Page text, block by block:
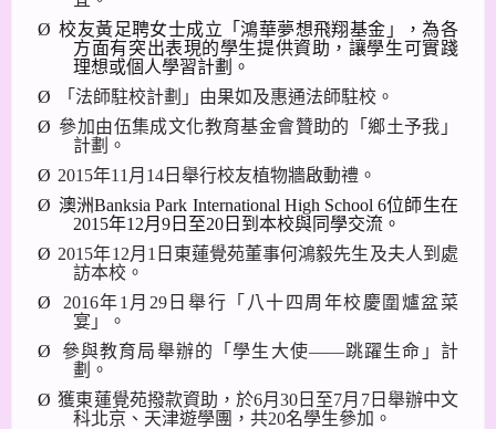
Ø 校友黃足聘女士成立「鴻華夢想飛翔基金」，為各
方面有突出表現的學生提供資助，讓學生可實踐
理想或個人學習計劃。
Ø
「法師駐校計劃」由果如及惠通法師駐校。
Ø 參加由伍集成文化教育基金會贊助的 「鄉土予我 」
計劃。
Ø 2015年11 月 14 日舉行校友植物牆啟動禮。
Ø 澳洲Banksia Park International High School 6位師生在
2015年12月9 日至20 日到本校與同學交流。
Ø 2015年12月 1 日東蓮覺苑董事何鴻毅先生及夫人到處
訪本校。
Ø
2016年1 月 29日舉行 「八十四周年校慶圍爐盆菜
宴」
。
Ø
參與教育局舉辦的「學生大使——跳躍生命」計
劃。
Ø 獲東蓮覺苑撥款資助，於6月30 日至7月 7日舉辦中文
科北京、天津遊學團，共20名學生參加。